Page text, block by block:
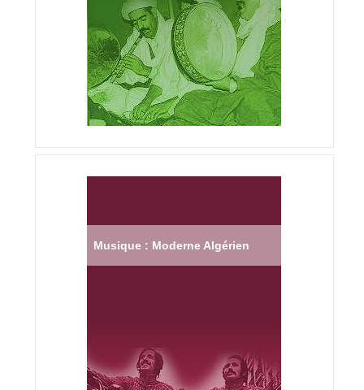
Musique : Moderne Algérien